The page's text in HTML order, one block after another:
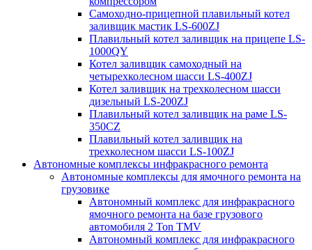
Самоходно-прицепной плавильный котел
заливщик мастик LS-600ZJ
Плавильный котел заливщик на прицепе LS-
1000QY
Котел заливщик самоходный на
четырехколесном шасси LS-400ZJ
Котел заливщик на трехколесном шасси
дизельный LS-200ZJ
Плавильный котел заливщик на раме LS-
350CZ
Плавильный котел заливщик на
трехколесном шасси LS-100ZJ
Автономные комплексы инфракрасного ремонта
Автономные комплексы для ямочного ремонта на
грузовике
Автономный комплекс для инфракрасного
ямочного ремонта на базе грузового
автомобиля 2 Ton TMV
Автономный комплекс для инфракрасного